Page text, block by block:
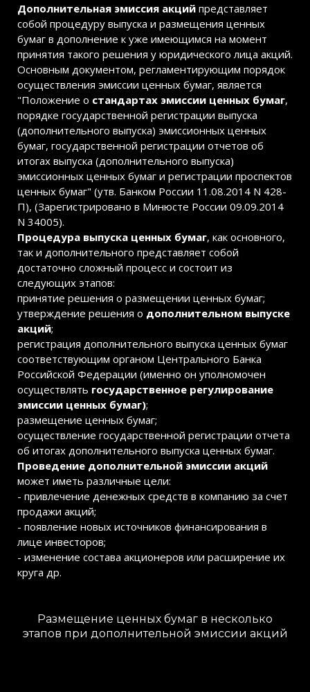
Дополнительная эмиссия акций представляет
собой процедуру выпуска и размещения ценных
бумаг в дополнение к уже имеющимся на момент
принятия такого решения у юридического лица акций.
Основным документом, регламентирующим порядок
осуществления эмиссии ценных бумаг, является
"Положение о стандартах эмиссии ценных бумаг,
порядке государственной регистрации выпуска
(дополнительного выпуска) эмиссионных ценных
бумаг, государственной регистрации отчетов об
итогах выпуска (дополнительного выпуска)
эмиссионных ценных бумаг и регистрации проспектов
ценных бумаг" (утв. Банком России 11.08.2014 N 428-
П), (Зарегистрировано в Минюсте России 09.09.2014
N 34005).
Процедура выпуска ценных бумаг, как основного,
так и дополнительного представляет собой
достаточно сложный процесс и состоит из
следующих этапов:
принятие решения о размещении ценных бумаг;
утверждение решения о дополнительном выпуске
акций;
регистрация дополнительного выпуска ценных бумаг
соответствующим органом Центрального Банка
Российской Федерации (именно он уполномочен
осуществлять государственное регулирование
эмиссии ценных бумаг);
размещение ценных бумаг;
осуществление государственной регистрации отчета
об итогах дополнительного выпуска ценных бумаг.
Проведение дополнительной эмиссии акций
может иметь различные цели:
- привлечение денежных средств в компанию за счет
продажи акций;
- появление новых источников финансирования в
лице инвесторов;
- изменение состава акционеров или расширение их
круга др.
Размещение ценных бумаг в несколько
этапов при дополнительной эмиссии акций